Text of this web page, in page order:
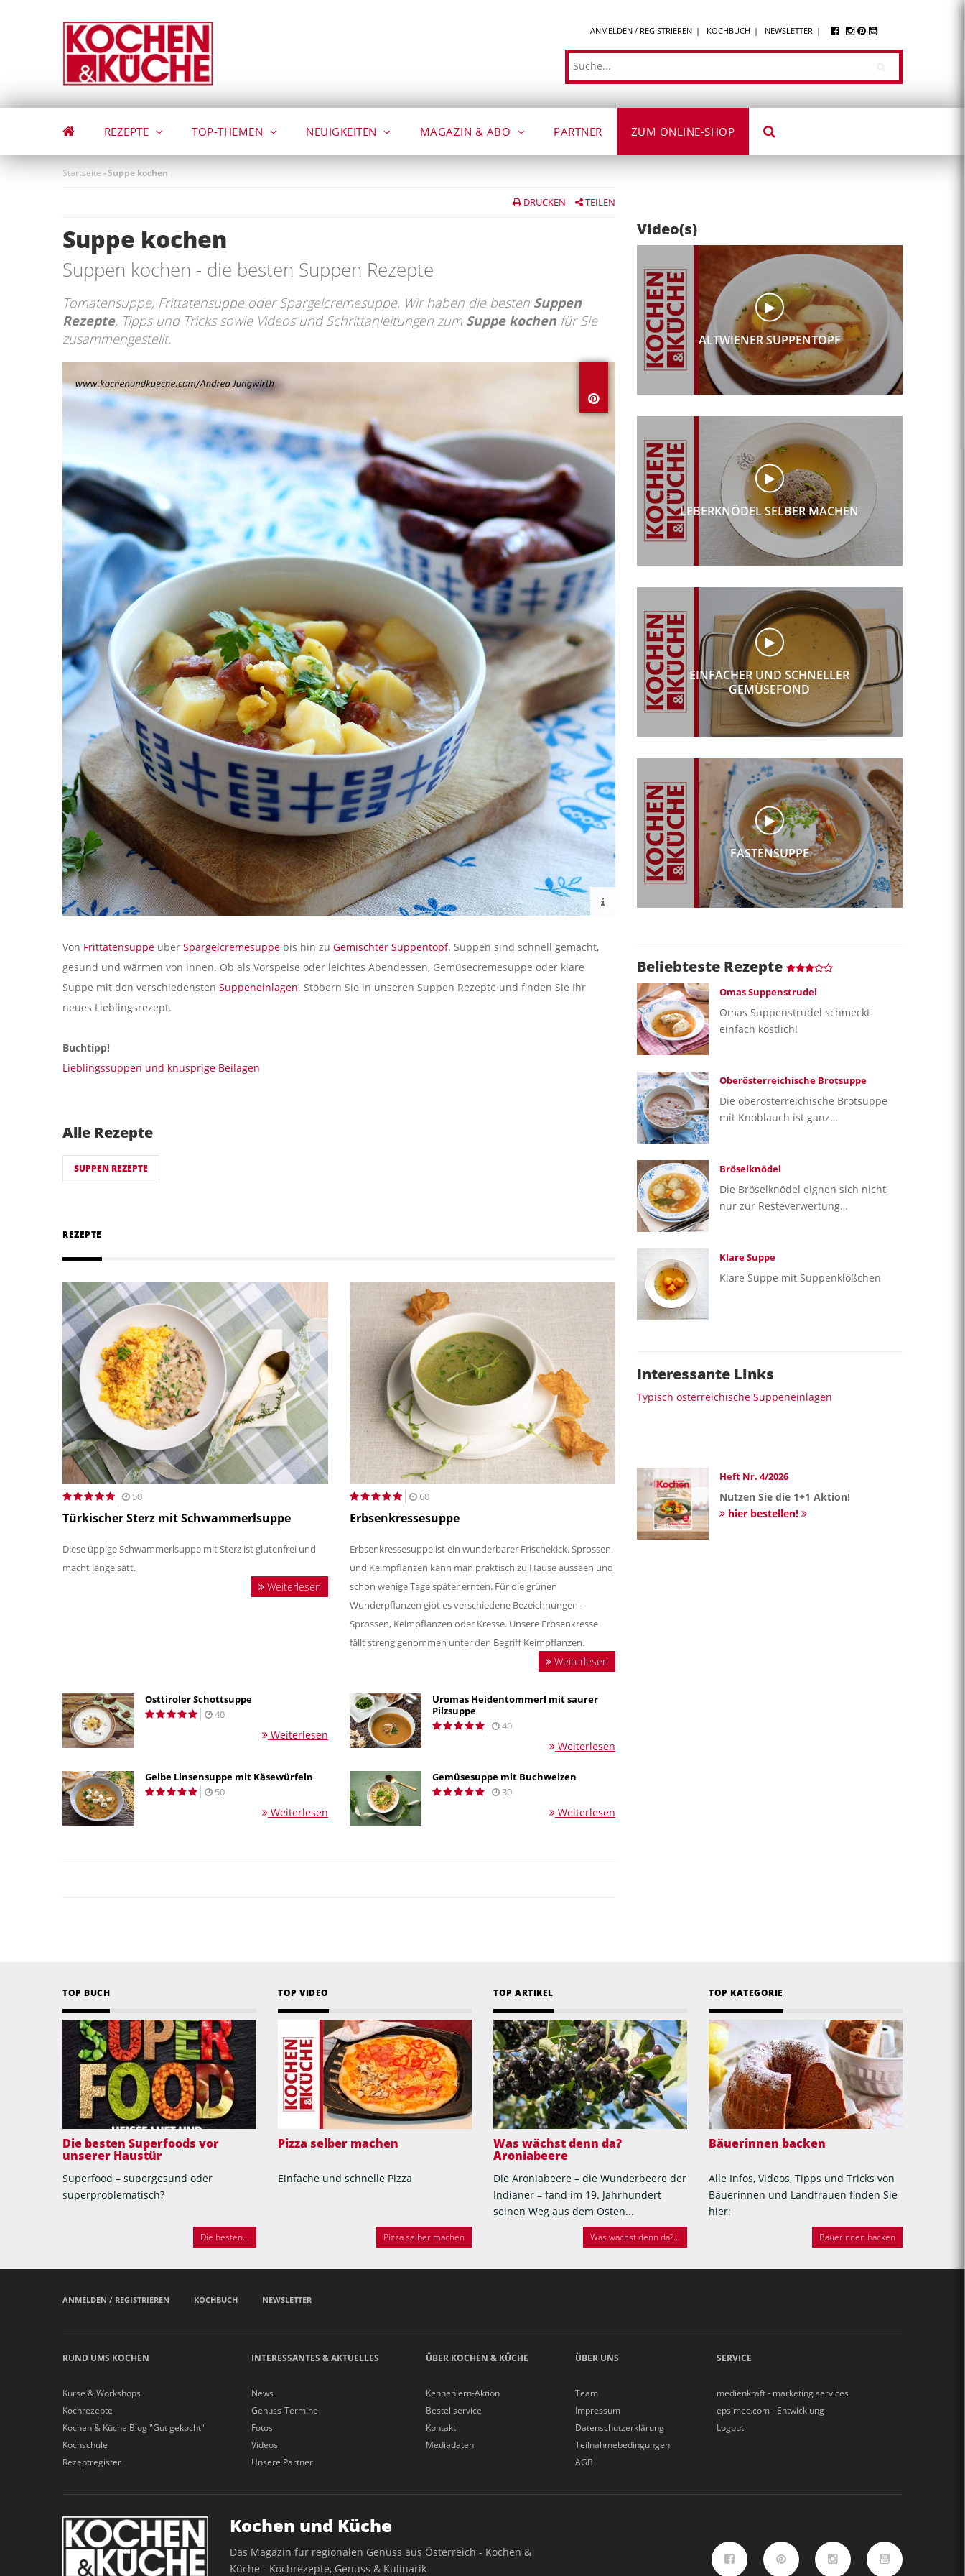
ANMELDEN / REGISTRIEREN KOCHBUCH NEWSLETTER
Suche
REZEPTE TOP-THEMEN NEUIGKEITEN MAGAZIN & ABO PARTNER ZUM ONLINE-SHOP
Startseite -Suppe kochen
DRUCKEN TEILEN
Suppe kochen
Suppen kochen - die besten Suppen Rezepte
Tomatensuppe, Frittatensuppe oder Spargelcremesuppe. Wir haben die besten Suppen
Rezepte, Tipps und Tricks sowie Videos und Schrittanleitungen zum Suppe kochenfür Sie
zusammengestellt.
Von Frittatensuppe über Spargelcremesuppe bis hin zu Gemischter Suppentopf. Suppen sind schnell gemacht,
gesund und wärmen von innen. Ob als Vorspeise oder leichtes Abendessen, Gemüsecremesuppe oder klare
Suppe mit den verschiedensten Suppeneinlagen. Stöbern Sie in unseren Suppen Rezepte und finden Sie Ihr
neues Lieblingsrezept.
Buchtipp!
Lieblingssuppen und knusprige Beilagen
Alle Rezepte
SUPPEN REZEPTE
REZEPTE
50
Türkischer Sterz mit Schwammerlsuppe
Diese üppige Schwammerlsuppe mit Sterz ist glutenfrei und
macht lange satt.
Weiterlesen
60
Erbsenkressesuppe
Erbsenkressesuppe ist ein wunderbarer Frischekick. Sprossen
und Keimpflanzen kann man praktisch zu Hause aussäen und
schon wenige Tage später ernten. Für die grünen
Wunderpflanzen gibt es verschiedene Bezeichnungen –
Sprossen, Keimpflanzen oder Kresse. Unsere Erbsenkresse
fällt streng genommen unter den Begriff Keimpflanzen.
Weiterlesen
Osttiroler Schottsuppe
40
Weiterlesen
Uromas Heidentommerl mit saurer
Pilzsuppe
40
Weiterlesen
Gelbe Linsensuppe mit Käsewürfeln
50
Weiterlesen
Gemüsesuppe mit Buchweizen
30
Weiterlesen
Video(s)
ALTWIENER SUPPENTOPF
LEBERKNÖDEL SELBER MACHEN
EINFACHER UND SCHNELLER
GEMÜSEFOND
FASTENSUPPE
Beliebteste Rezepte
Omas Suppenstrudel
Omas Suppenstrudel schmeckt
einfach köstlich!
Oberösterreichische Brotsuppe
Die oberösterreichische Brotsuppe
mit Knoblauch ist ganz…
Bröselknödel
Die Bröselknödel eignen sich nicht
nur zur Resteverwertung…
Klare Suppe
Klare Suppe mit Suppenklößchen
Interessante Links
Typisch österreichische Suppeneinlagen
Heft Nr. 4/2026
Nutzen Sie die 1+1 Aktion!
hier bestellen!
TOP BUCH
Die besten Superfoods vor
unserer Haustür
Superfood – supergesund oder
superproblematisch?
Die besten...
TOP VIDEO
Pizza selber machen
Einfache und schnelle Pizza
Pizza selber machen
TOP ARTIKEL
Was wächst denn da?
Aroniabeere
Die Aroniabeere – die Wunderbeere der
Indianer – fand im 19. Jahrhundert
seinen Weg aus dem Osten...
Was wächst denn da?...
TOP KATEGORIE
Bäuerinnen backen
Alle Infos, Videos, Tipps und Tricks von
Bäuerinnen und Landfrauen finden Sie
hier:
Bäuerinnen backen
ANMELDEN / REGISTRIEREN KOCHBUCH NEWSLETTER
RUND UMS KOCHEN
Kurse & Workshops
Kochrezepte
Kochen & Küche Blog "Gut gekocht"
Kochschule
Rezeptregister
INTERESSANTES & AKTUELLES
News
Genuss-Termine
Fotos
Videos
Unsere Partner
ÜBER KOCHEN & KÜCHE
Kennenlern-Aktion
Bestellservice
Kontakt
Mediadaten
ÜBER UNS
Team
Impressum
Datenschutzerklärung
Teilnahmebedingungen
AGB
SERVICE
medienkraft - marketing services
epsimec.com - Entwicklung
Logout
Kochen und Küche
Das Magazin für regionalen Genuss aus Österreich - Kochen &
Küche - Kochrezepte, Genuss & Kulinarik